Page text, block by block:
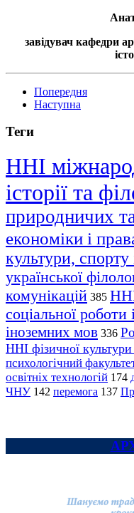
завідувач кафедри
Попередня
Наступна
Теги
ННІ
історії та
природничих
економіки і
культури, спорту
української
комунікацій 385
соціальної роботи
іноземних мов 336
ННІ фізичної
психологічний
освітніх технологій 174
ЧНУ 142 перемога 137